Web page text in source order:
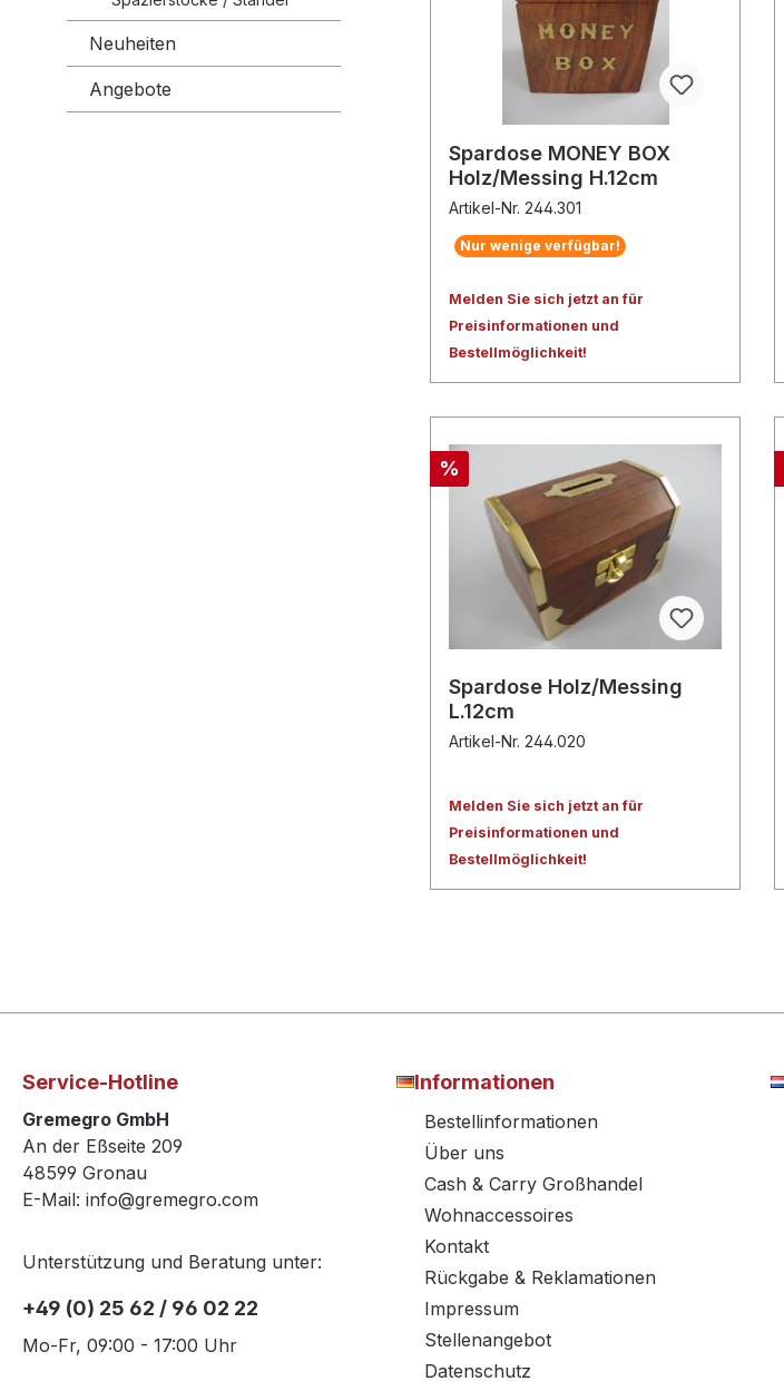
Neuheiten
Angebote
Spardose MONEY BOX
Holz/Messing H.12cm
Artikel-Nr. 244.301
Nur wenige verfügbar!
Melden Sie sich jetzt an für
Preisinformationen und
Bestellmöglichkeit!
%
Spardose Holz/Messing
L.12cm
Artikel-Nr. 244.020
Melden Sie sich jetzt an für
Preisinformationen und
Bestellmöglichkeit!
Service-Hotline
Gremegro GmbH
An der Eßseite 209
48599 Gronau
E-Mail: info@gremegro.com
Unterstützung und Beratung unter:
+49 (0) 25 62 / 96 02 22
Mo-Fr, 09:00 - 17:00 Uhr
Informationen
Bestellinformationen
Über uns
Cash & Carry Großhandel
Wohnaccessoires
Kontakt
Rückgabe & Reklamationen
Impressum
Stellenangebot
Datenschutz